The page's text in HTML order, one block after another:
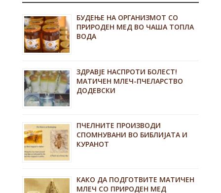
БУДЕЊЕ НА ОРГАНИЗМОТ СО
ПРИРОДЕН МЕД ВО ЧАША ТОПЛА
ВОДА
ЗДРАВЈЕ НАСПРОТИ БОЛЕСТ!
МАТИЧЕН МЛЕЧ-ПЧЕЛАРСТВО
ДОДЕВСКИ
ПЧЕЛНИТЕ ПРОИЗВОДИ
СПОМНУВАНИ ВО БИБЛИЈАТА И
КУРАНОТ
КАКО ДА ПОДГОТВИТЕ МАТИЧЕН
МЛЕЧ СО ПРИРОДЕН МЕД